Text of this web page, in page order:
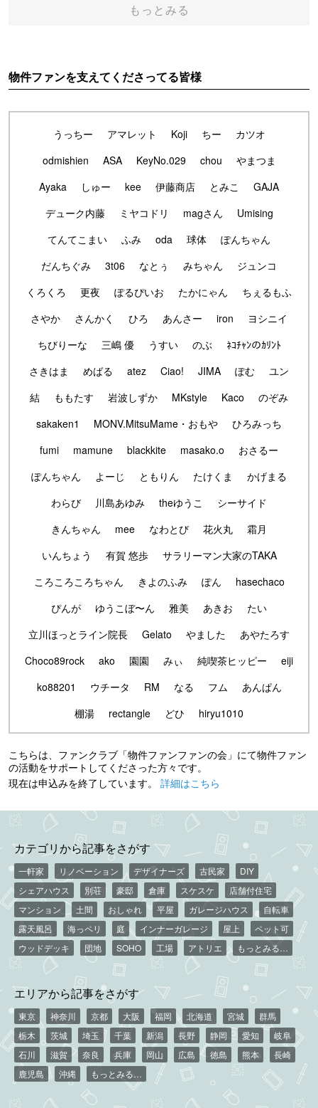
もっとみる
物件ファンを支えてくださってる皆様
うっちー アマレット Koji ちー
カツオ
odmishien
ASA KeyNo.029 chou
やまつま
Ayaka
しゅー kee 伊藤商店 とみこ
GAJA
デューク内藤
ミヤコドリ magさん
Umising
てんてこまい
ふみ oda 球体
ぽんちゃん
だんちぐみ
3t06 なとぅ みちゃん
ジュンコ
くろくろ
更夜 ぽるぴいお たかにゃん
ちぇるもふ
さやか
さんかく ひろ あんさー iron
ヨシニイ
ちびりーな
三嶋 優 うすい のぶ
ﾈｺﾁｬﾝのｶﾘﾝﾄ
さきはま
めばる atez Ciao! JIMA ぽむ
ユン
結
ももたす 岩波しずか MKstyle Kaco
のぞみ
sakaken1
MONV.MitsuMame・おもや
ひろみっち
fumi
mamune blackkite masako.o
おさるー
ぽんちゃん
よーじ ともりん たけくま
かげまる
わらび
川島あゆみ theゆうこ
シーサイド
きんちゃん
mee なわとび 花火丸
霜月
いんちょう
有賀 悠歩
サラリーマン大家のTAKA
ころころころちゃん
きよのふみ ぽん
hasechaco
ぴんが
ゆうこぼ〜ん 雅美 あきお
たい
立川ほっとライン院長
Gelato やました
あやたろす
Choco89rock
ako 園園 みぃ 純喫茶ヒッピー
eiji
ko88201
ウチータ RM なる フム
あんぱん
棚湯
rectangle どひ hiryu1010
こちらは、ファンクラブ「物件ファンファンの会」にて物件ファン
の活動をサポートしてくださった方々です。
現在は申込みを終了しています。 詳細はこちら
カテゴリから記事をさがす
一軒家 リノベーション デザイナーズ 古民家
DIY
シェアハウス
別荘 豪邸 倉庫 スケスケ
店舗付住宅
マンション
土間 おしゃれ 平屋 ガレージハウス
自転車
露天風呂
海っペリ 庭 インナーガレージ 屋上
ペット可
ウッドデッキ
団地 SOHO 工場 アトリエ もっとみる…
エリアから記事をさがす
東京 神奈川 京都 大阪 福岡 北海道 宮城
群馬
栃木
茨城 埼玉 千葉 新潟 長野 静岡 愛知
岐阜
石川
滋賀 奈良 兵庫 岡山 広島 徳島 熊本
長崎
鹿児島
沖縄 もっとみる…